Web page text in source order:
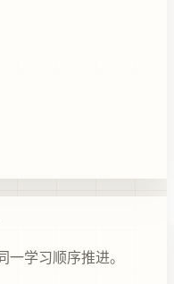
学习顺序推进。